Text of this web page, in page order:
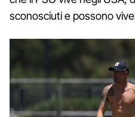
sconosciuti e possono